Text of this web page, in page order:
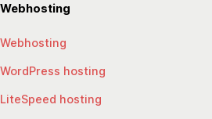
Webhosting
Webhosting
WordPress hosting
LiteSpeed hosting